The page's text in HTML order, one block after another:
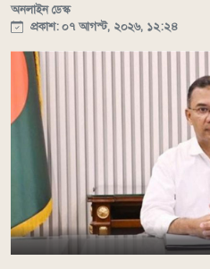
অনলাইন ডেস্ক
প্রকাশ: ০৭ আগস্ট, ২০২৬, ১২:২৪